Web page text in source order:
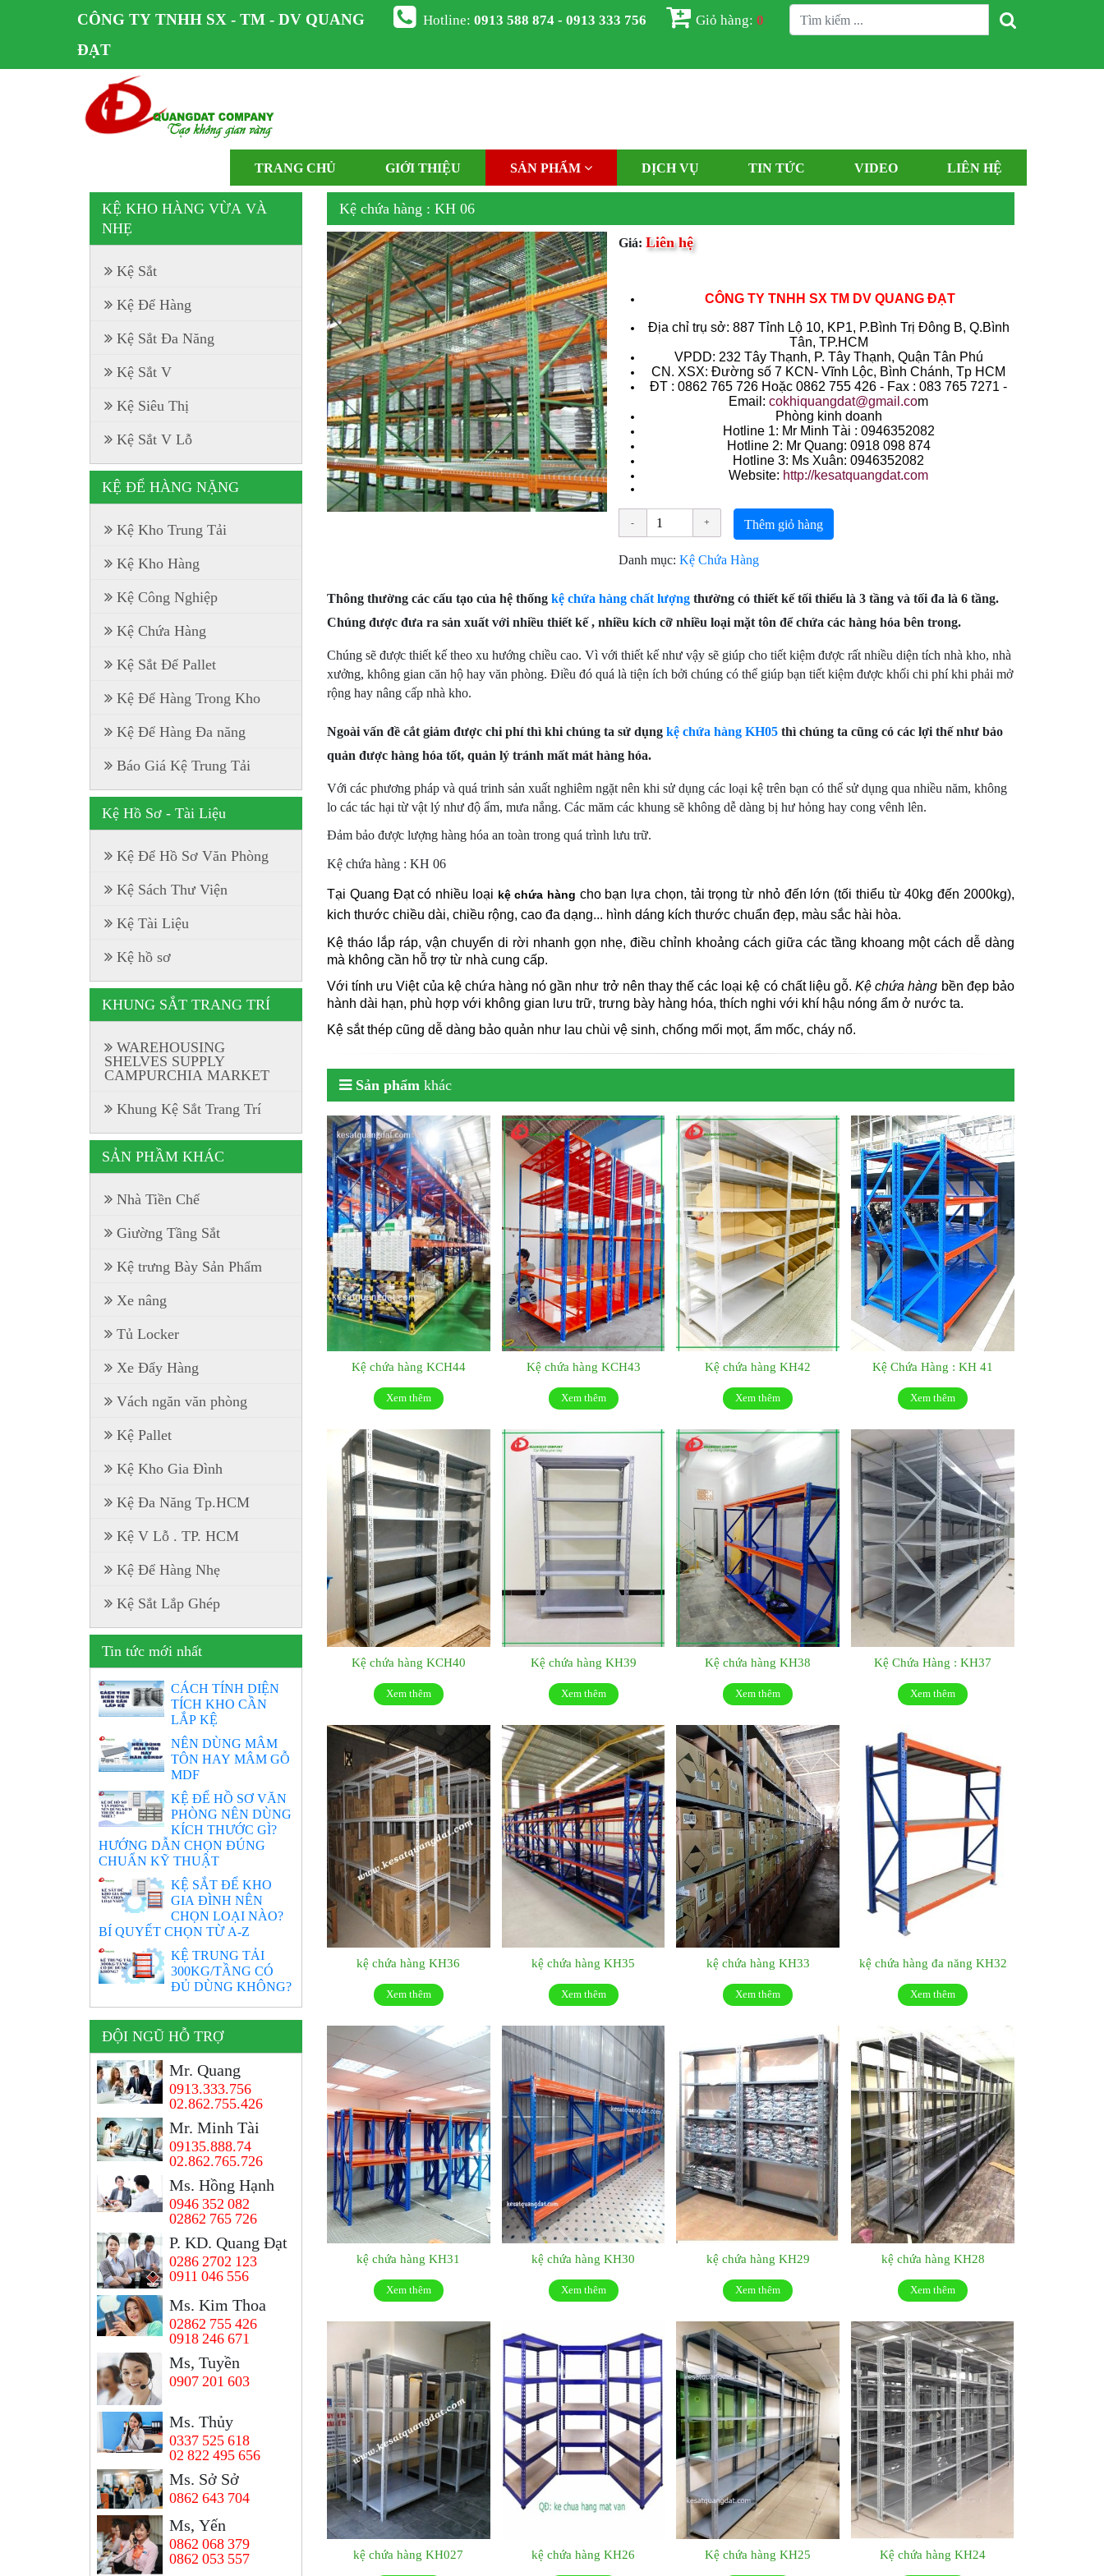
CÔNG TY TNHH SX - TM - DV QUANG
ĐẠT
Hotline:0913 588 874 - 0913 333 756 Giỏ hàng:0
TRANG CHỦ GIỚI THIỆU SẢN PHẨM DỊCH VỤ TIN TỨC VIDEO LIÊN HỆ
Kệ chứa hàng : KH 06
Giá: Liên hệ
CÔNG TY TNHH SX TM DV QUANG ĐẠT
Địa chỉ trụ sở: 887 Tỉnh Lộ 10, KP1, P.Bình Trị Đông B, Q.Bình
Tân, TP.HCM
VPDD: 232 Tây Thạnh, P. Tây Thạnh, Quận Tân Phú
CN. XSX: Đường số 7 KCN- Vĩnh Lộc, Bình Chánh, Tp HCM
ÐT : 0862 765 726 Hoặc 0862 755 426 - Fax : 083 765 7271 -
Email:cokhiquangdat@gmail.com
Phòng kinh doanh
Hotline 1: Mr Minh Tài : 0946352082
Hotline 2: Mr Quang: 0918 098 874
Hotline 3: Ms Xuân: 0946352082
Website: http://kesatquangdat.com
Thêm giỏ hàng
Danh mục: Kệ Chứa Hàng
Thông thường các cấu tạo của hệ thống kệ chứa hàng chất lượng thường có thiết kế tối thiểu là 3 tầng và tối đa là 6 tầng.
Chúng được đưa ra sản xuất với nhiều thiết kế , nhiều kích cỡ nhiều loại mặt tôn để chứa các hàng hóa bên trong.
Chúng sẽ được thiết kế theo xu hướng chiều cao. Vì với thiết kế như vậy sẽ giúp cho tiết kiệm được rất nhiều diện tích nhà kho, nhà
xưởng, không gian căn hộ hay văn phòng. Điều đó quá là tiện ích bởi chúng có thể giúp bạn tiết kiệm được khối chi phí khi phải mở
rộng hay nâng cấp nhà kho.
Ngoài vấn đề cắt giảm được chi phí thì khi chúng ta sử dụngkệ chứa hàng KH05 thì chúng ta cũng có các lợi thế như bảo
quản được hàng hóa tốt, quản lý tránh mất mát hàng hóa.
Với các phương pháp và quá trinh sản xuất nghiêm ngặt nên khi sử dụng các loại kệ trên bạn có thể sử dụng qua nhiều năm, không
lo các tác hại từ vật lý như độ ẩm, mưa nắng. Các măm các khung sẽ không dễ dàng bị hư hỏng hay cong vênh lên.
Đảm bảo được lượng hàng hóa an toàn trong quá trình lưu trữ.
Kệ chứa hàng : KH 06
Tại Quang Đạt có nhiều loại kệ chứa hàng cho bạn lựa chọn, tải trọng từ nhỏ đến lớn (tối thiểu từ 40kg đến 2000kg),
kich thước chiều dài, chiều rộng, cao đa dạng... hình dáng kích thước chuẩn đẹp, màu sắc hài hòa.
Kệ tháo lắp ráp, vận chuyển di rời nhanh gọn nhẹ, điều chỉnh khoảng cách giữa các tầng khoang một cách dễ dàng
mà không cần hỗ trợ từ nhà cung cấp.
Với tính ưu Việt của kệ chứa hàng nó gần như trở nên thay thế các loại kệ có chất liệu gỗ.Kệ chứa hàng bền đẹp bảo
hành dài hạn, phù hợp với không gian lưu trữ, trưng bày hàng hóa, thích nghi với khí hậu nóng ẩm ở nước ta.
Kệ sắt thép cũng dễ dàng bảo quản như lau chùi vệ sinh, chống mối mọt, ẩm mốc, cháy nổ.
Sản phẩm khác
Kệ chứa hàng KCH44
Xem thêm
Kệ chứa hàng KCH43
Xem thêm
Kệ chứa hàng KH42
Xem thêm
Kệ Chứa Hàng : KH 41
Xem thêm
Kệ chứa hàng KCH40
Xem thêm
Kệ chứa hàng KH39
Xem thêm
Kệ chứa hàng KH38
Xem thêm
Kệ Chứa Hàng : KH37
Xem thêm
kệ chứa hàng KH36
Xem thêm
kệ chứa hàng KH35
Xem thêm
kệ chứa hàng KH33
Xem thêm
kệ chứa hàng đa năng KH32
Xem thêm
kệ chứa hàng KH31
Xem thêm
kệ chứa hàng KH30
Xem thêm
kệ chứa hàng KH29
Xem thêm
kệ chứa hàng KH28
Xem thêm
kệ chứa hàng KH027 kệ chứa hàng KH26 Kệ chứa hàng KH25 Kệ chứa hàng KH24
KỆ KHO HÀNG VỪA VÀ
NHẸ
Kệ Sắt
Kệ Để Hàng
Kệ Sắt Đa Năng
Kệ Sắt V
Kệ Siêu Thị
Kệ Sắt V Lỗ
KỆ ĐỂ HÀNG NẶNG
Kệ Kho Trung Tải
Kệ Kho Hàng
Kệ Công Nghiệp
Kệ Chứa Hàng
Kệ Sắt Để Pallet
Kệ Để Hàng Trong Kho
Kệ Để Hàng Đa năng
Báo Giá Kệ Trung Tải
Kệ Hồ Sơ - Tài Liệu
Kệ Để Hồ Sơ Văn Phòng
Kệ Sách Thư Viện
Kệ Tài Liệu
Kệ hồ sơ
KHUNG SẮT TRANG TRÍ
WAREHOUSING
SHELVES SUPPLY
CAMPURCHIA MARKET
Khung Kệ Sắt Trang Trí
SẢN PHẦM KHÁC
Nhà Tiền Chế
Giường Tầng Sắt
Kệ trưng Bày Sản Phẩm
Xe nâng
Tủ Locker
Xe Đẩy Hàng
Vách ngăn văn phòng
Kệ Pallet
Kệ Kho Gia Đình
Kệ Đa Năng Tp.HCM
Kệ V Lỗ . TP. HCM
Kệ Để Hàng Nhẹ
Kệ Sắt Lắp Ghép
Tin tức mới nhất
CÁCH TÍNH DIỆN
TÍCH KHO CẦN
LẮP KỆ
NÊN DÙNG MÂM
TÔN HAY MÂM GỖ
MDF
KỆ ĐỂ HỒ SƠ VĂN
PHÒNG NÊN DÙNG
KÍCH THƯỚC GÌ?
HƯỚNG DẪN CHỌN ĐÚNG
CHUẨN KỸ THUẬT
KỆ SẮT ĐỂ KHO
GIA ĐÌNH NÊN
CHỌN LOẠI NÀO?
BÍ QUYẾT CHỌN TỪ A-Z
KỆ TRUNG TẢI
300KG/TẦNG CÓ
ĐỦ DÙNG KHÔNG?
ĐỘI NGŨ HỖ TRỢ
Mr. Quang
0913.333.756
02.862.755.426
Mr. Minh Tài
09135.888.74
02.862.765.726
Ms. Hồng Hạnh
0946 352 082
02862 765 726
P. KD. Quang Đạt
0286 2702 123
0911 046 556
Ms. Kim Thoa
02862 755 426
0918 246 671
Ms, Tuyền
0907 201 603
Ms. Thủy
0337 525 618
02 822 495 656
Ms. Sở Sở
0862 643 704
Ms, Yến
0862 068 379
0862 053 557